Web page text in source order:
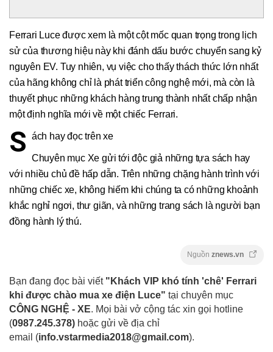
Ferrari Luce được xem là một cột mốc quan trọng trong lịch
sử của thương hiệu này khi đánh dấu bước chuyển sang kỷ
nguyên EV. Tuy nhiên, vụ việc cho thấy thách thức lớn nhất
của hãng không chỉ là phát triển công nghệ mới, mà còn là
thuyết phục những khách hàng trung thành nhất chấp nhận
một định nghĩa mới về một chiếc Ferrari.
S ách hay đọc trên xe
Chuyên mục Xe gửi tới độc giả những tựa sách hay
với nhiều chủ đề hấp dẫn. Trên những chặng hành trình với
những chiếc xe, không hiếm khi chúng ta có những khoảnh
khắc nghỉ ngơi, thư giãn, và những trang sách là người bạn
đồng hành lý thú.
Nguồn znews.vn
Bạn đang đọc bài viết "Khách VIP khó tính 'chê' Ferrari
khi được chào mua xe điện Luce" tại chuyên mục
CÔNG NGHỆ - XE. Mọi bài vở cộng tác xin gọi hotline
(0987.245.378) hoặc gửi về địa chỉ
email (info.vstarmedia2018@gmail.com).